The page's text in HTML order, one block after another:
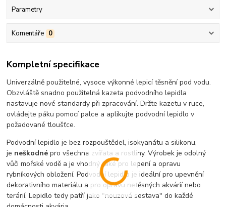
Parametry
Komentáře 0
Kompletní specifikace
Univerzálně použitelné, vysoce výkonné lepicí těsnění pod vodu.
Obzvláště snadno použitelná kazeta podvodního lepidla
nastavuje nové standardy při zpracování. Držte kazetu v ruce,
ovládejte páku pomocí palce a aplikujte podvodní lepidlo v
požadované tloušťce.
Podvodní lepidlo je bez rozpouštědel, isokyanátu a silikonu,
je neškodné pro všechna zvířata a rostliny. Výrobek je odolný
vůči mořské vodě a je vhodný také pro lepení a opravu
rybníkových obložení. Podvodní lepidlo je ideální pro upevnění
dekorativního materiálu a pro opravu netěsných akvárií nebo
terárií. Lepidlo tedy patří jako "nouzová sestava" do každé